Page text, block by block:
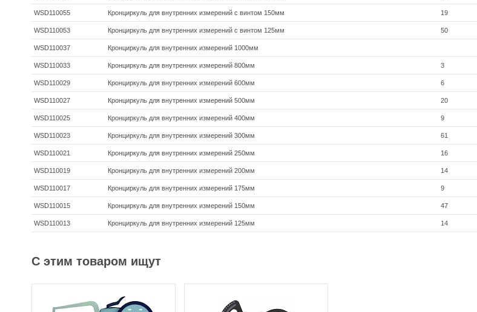
WSD110055 Кронциркуль для внутренних измерений с винтом 150мм 19
WSD110053 Кронциркуль для внутренних измерений с винтом 125мм 50
WSD110037 Кронциркуль для внутренних измерений 1000мм
WSD110033 Кронциркуль для внутренних измерений 800мм 3
WSD110029 Кронциркуль для внутренних измерений 600мм 6
WSD110027 Кронциркуль для внутренних измерений 500мм 20
WSD110025 Кронциркуль для внутренних измерений 400мм 9
WSD110023 Кронциркуль для внутренних измерений 300мм 61
WSD110021 Кронциркуль для внутренних измерений 250мм 16
WSD110019 Кронциркуль для внутренних измерений 200мм 14
WSD110017 Кронциркуль для внутренних измерений 175мм 9
WSD110015 Кронциркуль для внутренних измерений 150мм 47
WSD110013 Кронциркуль для внутренних измерений 125мм 14
С этим товаром ищут